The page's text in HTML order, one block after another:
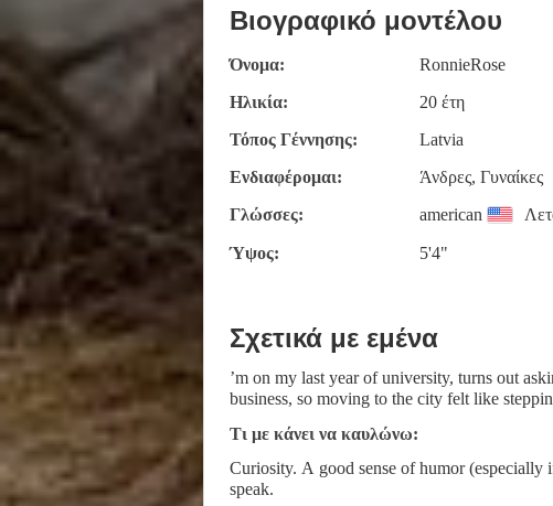
Βιογραφικό μοντέλου
Όνομα:
RonnieRose
Ηλικία:
20 έτη
Τόπος Γέννησης:
Latvia
Ενδιαφέρομαι:
Άνδρες, Γυναίκες
Γλώσσες:
american
Ύψος: 5'4"
Σχετικά με εμένα
’m on my last year of university, turns out
business, so moving to the city felt like
Τι με κάνει να καυλώνω:
Curiosity. A good sense of humor
speak.